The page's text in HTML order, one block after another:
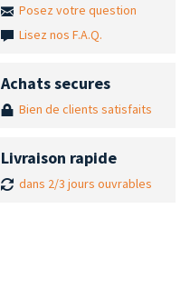
Posez votre question
Lisez nos F.A.Q.
Achats secures
Bien de clients satisfaits
Livraison rapide
dans 2/3 jours ouvrables